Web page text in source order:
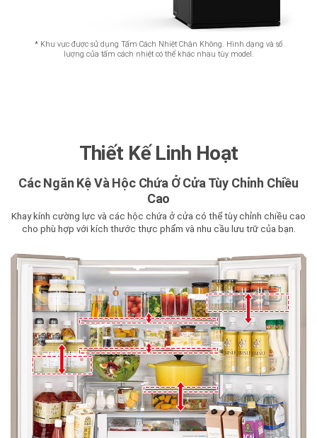
* Khu vực được sử dụng Tấm Cách Nhiệt Chân Không. Hình dạng và số
lượng của tấm cách nhiệt có thể khác nhau tùy model.
Thiết Kế Linh Hoạt
Các Ngăn Kệ Và Hộc Chứa Ở Cửa Tùy Chỉnh Chiều
Cao
Khay kính cường lực và các hộc chứa ở cửa có thể tùy chỉnh chiều cao
cho phù hợp với kích thước thực phẩm và nhu cầu lưu trữ của bạn.